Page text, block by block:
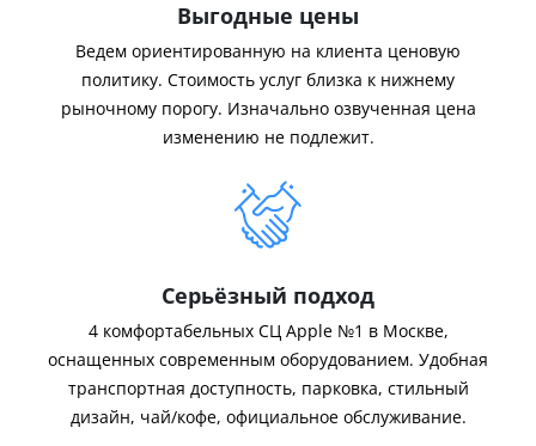
Выгодные цены
Ведем ориентированную на клиента ценовую
политику. Стоимость услуг близка к нижнему
рыночному порогу. Изначально озвученная цена
изменению не подлежит.
Серьёзный подход
4 комфортабельных СЦ Apple №1 в Москве,
оснащенных современным оборудованием. Удобная
транспортная доступность, парковка, стильный
дизайн, чай/кофе, официальное обслуживание.